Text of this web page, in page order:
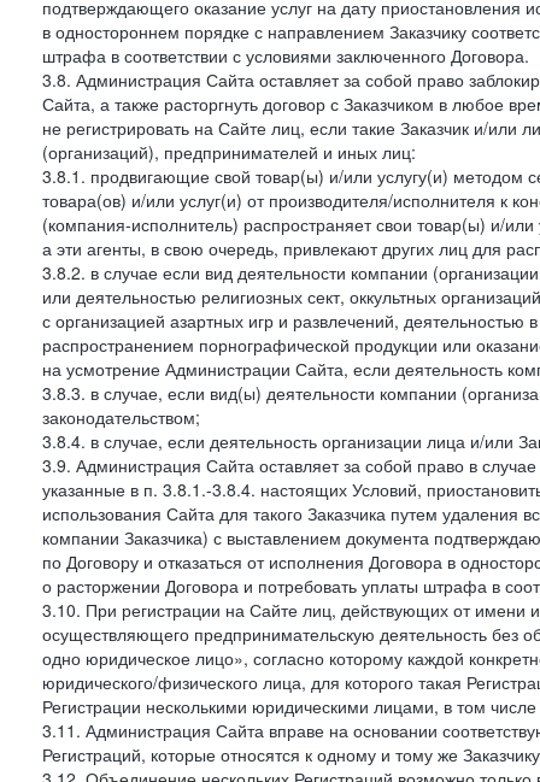
подтверждающего оказание услуг на дату приостановления
в одностороннем порядке с направлением Заказчику
штрафа в соответствии с условиями заключенного Договора.
3.8. Администрация Сайта оставляет за собой право
Сайта, а также расторгнуть договор с Заказчиком в любое
не регистрировать на Сайте лиц, если такие Заказчик и/
(организаций), предпринимателей и иных лиц:
3.8.1. продвигающие свой товар(ы) и/или услугу(и) методом
товара(ов) и/или услуг(и) от производителя/исполнителя к
(компания-исполнитель) распространяет свои товар(ы) и/
а эти агенты, в свою очередь, привлекают других лиц для
3.8.2. в случае если вид деятельности компании
или деятельностью религиозных сект, оккультных
с организацией азартных игр и развлечений,
распространением порнографической продукции или
на усмотрение Администрации Сайта, если деятельность
3.8.3. в случае, если вид(ы) деятельности компании
законодательством;
3.8.4. в случае, если деятельность организации лица и/или
3.9. Администрация Сайта оставляет за собой право в
указанные в п. 3.8.1.-3.8.4. настоящих Условий,
использования Сайта для такого Заказчика путем
компании Заказчика) с выставлением документа
по Договору и отказаться от исполнения Договора в
о расторжении Договора и потребовать уплаты штрафа в
3.10. При регистрации на Сайте лиц, действующих от имени
осуществляющего предпринимательскую деятельность без
одно юридическое лицо», согласно которому каждой
юридического/физического лица, для которого такая
Регистрации несколькими юридическими лицами, в том
3.11. Администрация Сайта вправе на основании
Регистраций, которые относятся к одному и тому же